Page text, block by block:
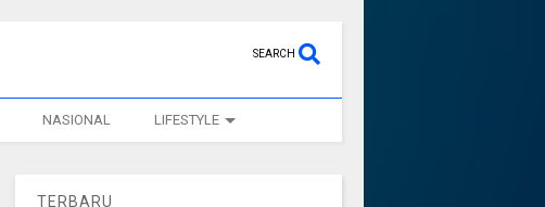
SEARCH
NASIONAL LIFESTYLE
TERBARU